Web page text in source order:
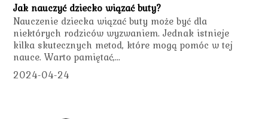
Jak nauczyć dziecko wiązać buty?
Nauczenie dziecka wiązać buty może być dla
niektórych rodziców wyzwaniem. Jednak istnieje
kilka skutecznych metod, które mogą pomóc w tej
nauce. Warto pamiętać,...
2024-04-24